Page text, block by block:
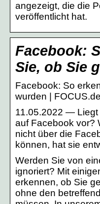
angezeigt, die die
veröffentlicht hat.
Facebook:
Sie, ob Sie
Facebook: So
wurden | FOCUS.de
11.05.2022 — Liegt
auf Facebook vor?
nicht über die
können, hat sie
Werden Sie von
ignoriert? Mit
erkennen, ob Sie
ohne den